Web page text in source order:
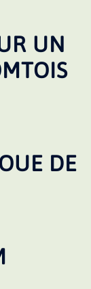
UN
DE